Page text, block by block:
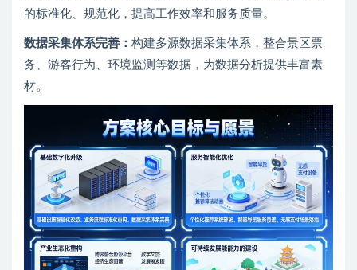
的标准化、规范化，提高工作效率和服务质量。
数据采集体系完善： 构建多源数据采集体系，整合景区票
务、游客行为、环境监测等数据，为数据分析提供丰富素
材。